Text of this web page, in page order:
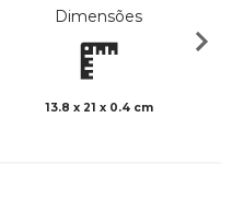
Dimensões
13.8 x 21 x 0.4 cm